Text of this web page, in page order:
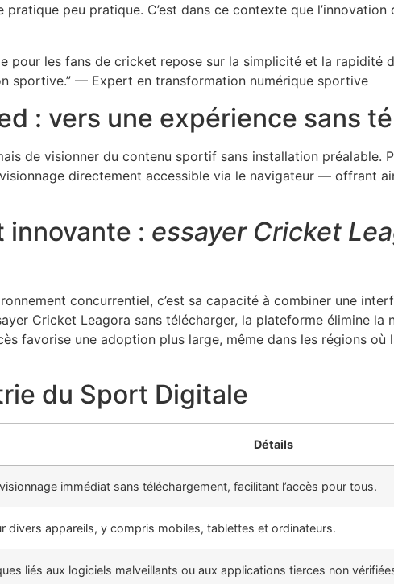
peu pratique. C’est dans ce contexte que
pour les fans de cricket repose sur la simplicité et la rapidité
sportive.” — Expert en transformation numérique sportive
: vers une expérience sans
de visionner du contenu sportif sans installation préalable.
directement accessible via le navigateur — offrant
innovante : essayer Cricket
concurrentiel, c’est sa capacité à combiner une
Cricket Leagora sans télécharger, la plateforme élimine la
favorise une adoption plus large, même dans les régions
du Sport Digitale
Détails
immédiat sans téléchargement, facilitant l’accès pour tous.
divers appareils, y compris mobiles, tablettes et ordinateurs.
liés aux logiciels malveillants ou aux applications tierces non